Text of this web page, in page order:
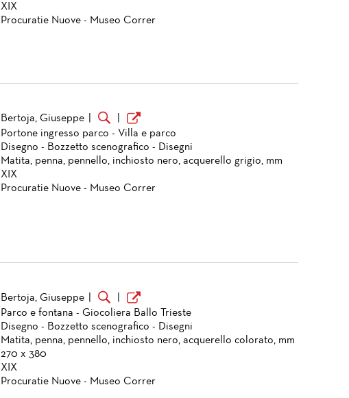
XIX
Procuratie Nuove - Museo Correr
Bertoja, Giuseppe
Portone ingresso parco - Villa e parco
Disegno - Bozzetto scenografico - Disegni
Matita, penna, pennello, inchiosto nero, acquerello grigio, mm
XIX
Procuratie Nuove - Museo Correr
Bertoja, Giuseppe
Parco e fontana - Giocoliera Ballo Trieste
Disegno - Bozzetto scenografico - Disegni
Matita, penna, pennello, inchiosto nero, acquerello colorato, mm
270 x 380
XIX
Procuratie Nuove - Museo Correr